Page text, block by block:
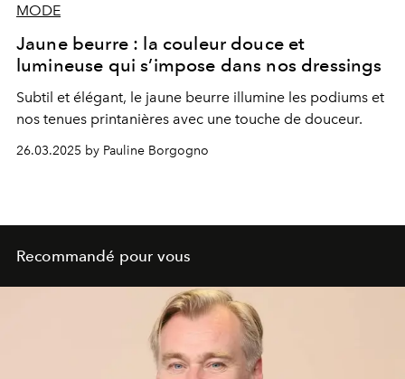
MODE
Jaune beurre : la couleur douce et
lumineuse qui s’impose dans nos dressings
Subtil et élégant, le jaune beurre illumine les podiums et
nos tenues printanières avec une touche de douceur.
26.03.2025 by Pauline Borgogno
Recommandé pour vous